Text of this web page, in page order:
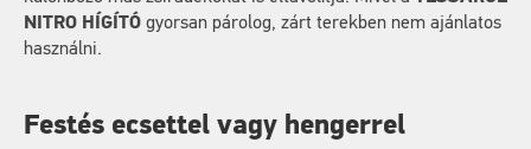
NITRO HÍGÍTÓ gyorsan párolog, zárt terekben nem ajánlatos
használni.
Festés ecsettel vagy hengerrel